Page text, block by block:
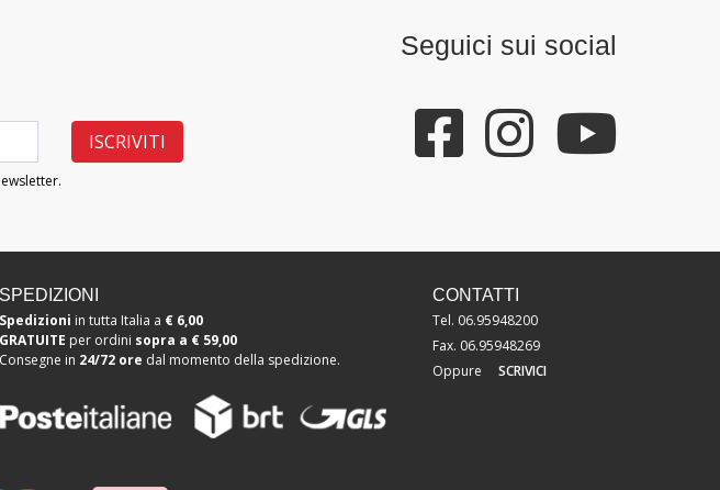
Seguici sui social
SPEDIZIONI
Spedizioni in tutta Italia a € 6,00
GRATUITE per ordini sopra a € 59,00
Consegne in 24/72 ore dal momento della spedizione.
CONTATTI
Tel. 06.95948200
Fax. 06.95948269
OppureSCRIVICI